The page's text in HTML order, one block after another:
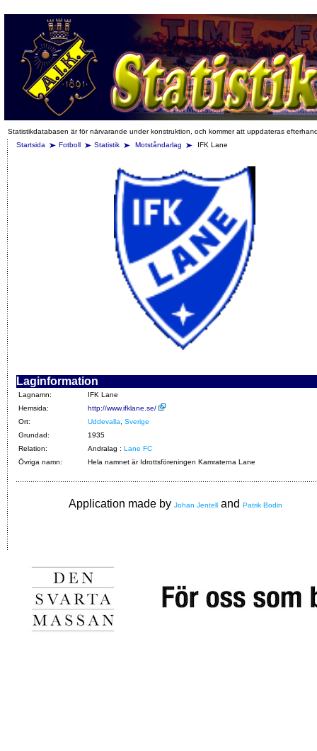
Statistikdatabasen är för närvarande under konstruktion, och kommer att uppdateras
Startsida
Fotboll Statistik Motståndarlag IFK Lane
Laginformation
Lagnamn:
IFK Lane
Hemsida:
http://www.ifklane.se/
Ort:
Uddevalla
Sverige
Grundad:
1935
Relation:
Andralag : Lane FC
Övriga namn:
Hela namnet är Idrottsföreningen Kamraterna Lane
Application made by Johan Jentell and Patrik Bodin